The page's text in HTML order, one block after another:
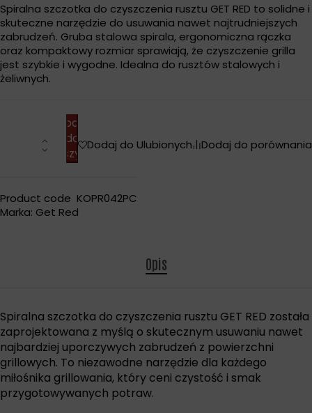
Spiralna szczotka do czyszczenia rusztu GET RED to solidne i
skuteczne narzędzie do usuwania nawet najtrudniejszych
zabrudzeń. Gruba stalowa spirala, ergonomiczna rączka
oraz kompaktowy rozmiar sprawiają, że czyszczenie grilla
jest szybkie i wygodne. Idealna do rusztów stalowych i
żeliwnych.
Dodaj
do
koszyka
Dodaj do Ulubionych Dodaj do porównania
Product code KOPR042PC
Marka: Get Red
Opis
Spiralna szczotka do czyszczenia rusztu GET RED została
zaprojektowana z myślą o skutecznym usuwaniu nawet
najbardziej uporczywych zabrudzeń z powierzchni
grillowych. To niezawodne narzędzie dla każdego
miłośnika grillowania, który ceni czystość i smak
przygotowywanych potraw.